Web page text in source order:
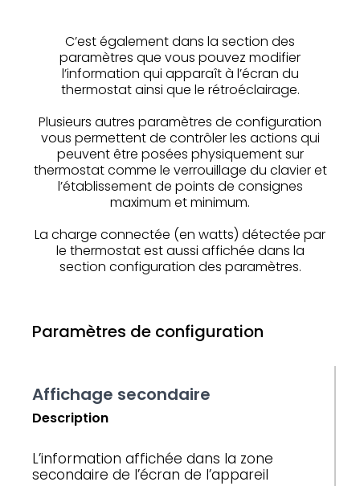
C’est également dans la section des
paramètres que vous pouvez modifier
l’information qui apparaît à l’écran du
thermostat ainsi que le rétroéclairage.
Plusieurs autres paramètres de configuration
vous permettent de contrôler les actions qui
peuvent être posées physiquement sur
thermostat comme le verrouillage du clavier et
l’établissement de points de consignes
maximum et minimum.
La charge connectée (en watts) détectée par
le thermostat est aussi affichée dans la
section configuration des paramètres.
Paramètres de configuration
Affichage secondaire
Description
L’information affichée dans la zone
secondaire de l’écran de l’appareil